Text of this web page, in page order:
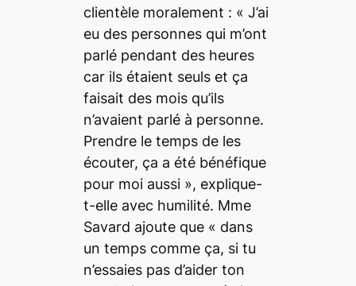
clientèle moralement : « J’ai
eu des personnes qui m’ont
parlé pendant des heures
car ils étaient seuls et ça
faisait des mois qu’ils
n’avaient parlé à personne.
Prendre le temps de les
écouter, ça a été bénéfique
pour moi aussi », explique-
t-elle avec humilité. Mme
Savard ajoute que « dans
un temps comme ça, si tu
n’essaies pas d’aider ton